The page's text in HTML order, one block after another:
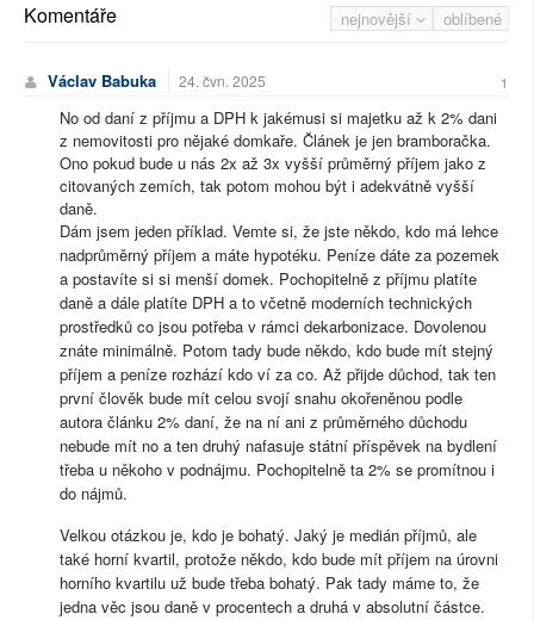
nejnovější oblíbené
Komentáře
Václav Babuka 24. čvn. 2025 1
No od daní z příjmu a DPH k jakémusi si majetku až k 2% dani
z nemovitosti pro nějaké domkaře. Článek je jen bramboračka.
Ono pokud bude u nás 2x až 3x vyšší průměrný příjem jako z
citovaných zemích, tak potom mohou být i adekvátně vyšší
daně.
Dám jsem jeden příklad. Vemte si, že jste někdo, kdo má lehce
nadprůměrný příjem a máte hypotéku. Peníze dáte za pozemek
a postavíte si si menší domek. Pochopitelně z příjmu platíte
daně a dále platíte DPH a to včetně moderních technických
prostředků co jsou potřeba v rámci dekarbonizace. Dovolenou
znáte minimálně. Potom tady bude někdo, kdo bude mít stejný
příjem a peníze rozhází kdo ví za co. Až přijde důchod, tak ten
první člověk bude mít celou svojí snahu okořeněnou podle
autora článku 2% daní, že na ní ani z průměrného důchodu
nebude mít no a ten druhý nafasuje státní příspěvek na bydlení
třeba u někoho v podnájmu. Pochopitelně ta 2% se promítnou i
do nájmů.
Velkou otázkou je, kdo je bohatý. Jaký je medián příjmů, ale
také horní kvartil, protože někdo, kdo bude mít příjem na úrovni
horního kvartilu už bude třeba bohatý. Pak tady máme to, že
jedna věc jsou daně v procentech a druhá v absolutní částce.